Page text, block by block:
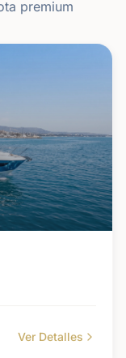
premium
Ver Detalles